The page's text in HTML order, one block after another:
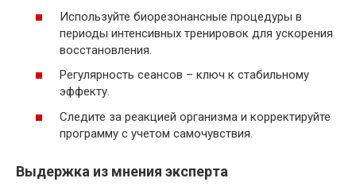
Используйте биорезонансные процедуры в
периоды интенсивных тренировок для ускорения
восстановления.
Регулярность сеансов – ключ к стабильному
эффекту.
Следите за реакцией организма и корректируйте
программу с учетом самочувствия.
Выдержка из мнения эксперта